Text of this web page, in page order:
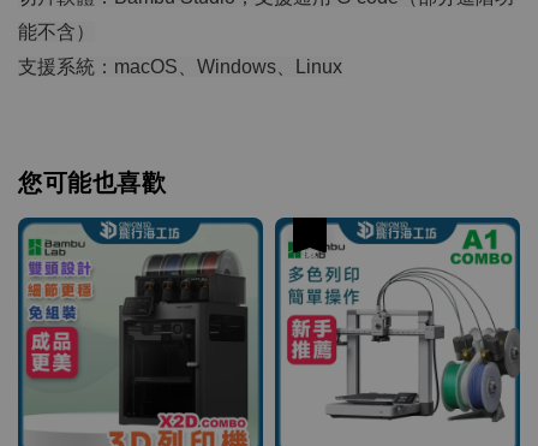
能不含）
支援系統：macOS、Windows、Linux
您可能也喜歡